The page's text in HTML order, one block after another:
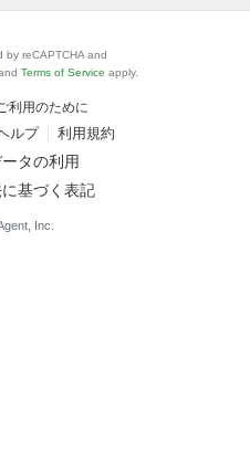
by reCAPTCHA and
Terms of Service apply.
利用のために
ルプ 利用規約
タの利用
基づく表記
Inc.